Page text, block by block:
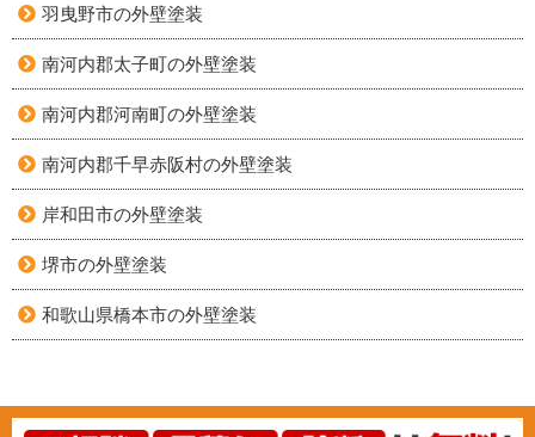
羽曳野市の外壁塗装
南河内郡太子町の外壁塗装
南河内郡河南町の外壁塗装
南河内郡千早赤阪村の外壁塗装
岸和田市の外壁塗装
堺市の外壁塗装
和歌山県橋本市の外壁塗装